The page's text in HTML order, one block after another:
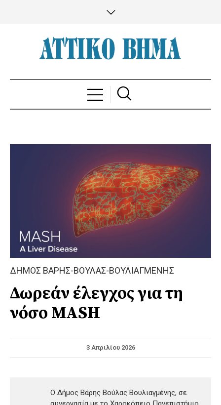
ΔΗΜΟΣ ΒΑΡΗΣ-ΒΟΥΛΑΣ-ΒΟΥΛΙΑΓΜΕΝΗΣ
Δωρεάν έλεγχος για τη
νόσο MASH
3 Απριλίου 2026
Ο Δήμος Βάρης Βούλας Βουλιαγμένης, σε